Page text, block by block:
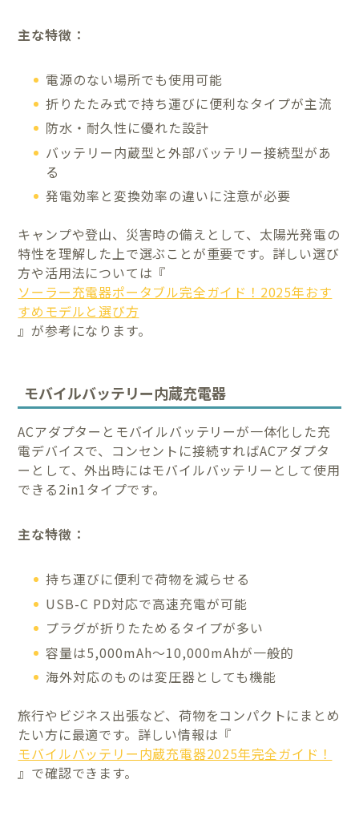
主な特徴：
電源のない場所でも使用可能
折りたたみ式で持ち運びに便利なタイプが主流
防水・耐久性に優れた設計
バッテリー内蔵型と外部バッテリー接続型があ
る
発電効率と変換効率の違いに注意が必要
キャンプや登山、災害時の備えとして、太陽光発電の
特性を理解した上で選ぶことが重要です。詳しい選び
方や活用法については『
ソーラー充電器ポータブル完全ガイド！2025年おす
すめモデルと選び方
』が参考になります。
モバイルバッテリー内蔵充電器
ACアダプターとモバイルバッテリーが一体化した充
電デバイスで、コンセントに接続すればACアダプタ
ーとして、外出時にはモバイルバッテリーとして使用
できる2in1タイプです。
主な特徴：
持ち運びに便利で荷物を減らせる
USB-C PD対応で高速充電が可能
プラグが折りたためるタイプが多い
容量は5,000mAh〜10,000mAhが一般的
海外対応のものは変圧器としても機能
旅行やビジネス出張など、荷物をコンパクトにまとめ
たい方に最適です。詳しい情報は『
モバイルバッテリー内蔵充電器2025年完全ガイド！
』で確認できます。